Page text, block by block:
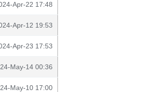
Apr-22 17:48
Apr-12 19:53
Apr-23 17:53
May-14 00:36
May-10 17:00